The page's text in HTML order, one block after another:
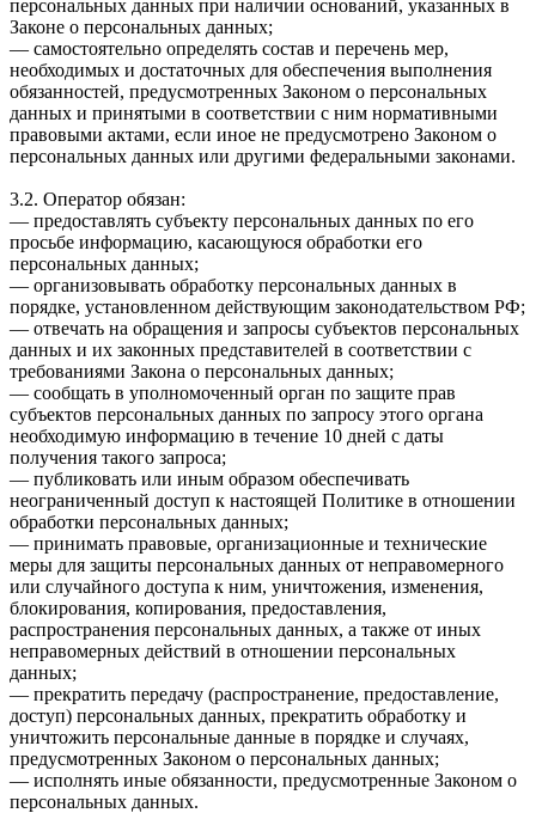
персональных данных при наличии оснований, указанных в
Законе о персональных данных;
— самостоятельно определять состав и перечень мер,
необходимых и достаточных для обеспечения выполнения
обязанностей, предусмотренных Законом о персональных
данных и принятыми в соответствии с ним нормативными
правовыми актами, если иное не предусмотрено Законом о
персональных данных или другими федеральными законами.
3.2. Оператор обязан:
— предоставлять субъекту персональных данных по его
просьбе информацию, касающуюся обработки его
персональных данных;
— организовывать обработку персональных данных в
порядке, установленном действующим законодательством РФ;
— отвечать на обращения и запросы субъектов персональных
данных и их законных представителей в соответствии с
требованиями Закона о персональных данных;
— сообщать в уполномоченный орган по защите прав
субъектов персональных данных по запросу этого органа
необходимую информацию в течение 10 дней с даты
получения такого запроса;
— публиковать или иным образом обеспечивать
неограниченный доступ к настоящей Политике в отношении
обработки персональных данных;
— принимать правовые, организационные и технические
меры для защиты персональных данных от неправомерного
или случайного доступа к ним, уничтожения, изменения,
блокирования, копирования, предоставления,
распространения персональных данных, а также от иных
неправомерных действий в отношении персональных
данных;
— прекратить передачу (распространение, предоставление,
доступ) персональных данных, прекратить обработку и
уничтожить персональные данные в порядке и случаях,
предусмотренных Законом о персональных данных;
— исполнять иные обязанности, предусмотренные Законом о
персональных данных.